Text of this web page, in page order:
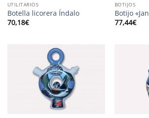
UTILITARIOS
Botella licorera Índalo
70,18€
BOTIJOS
Botijo
77,44€